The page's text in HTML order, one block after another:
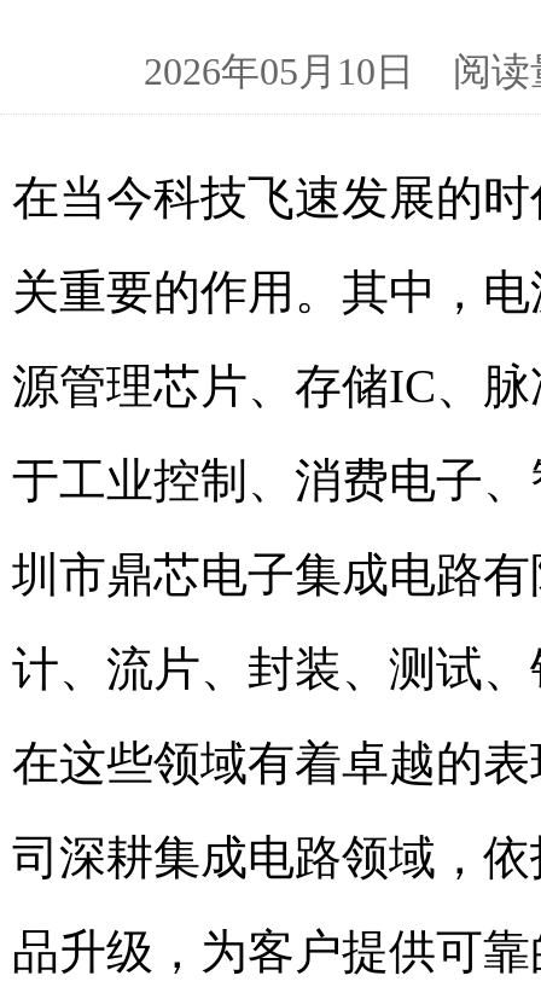
2026年05月10日 阅
在当今科技飞速发展的
关重要的作用。其中，
源管理芯片、存储IC、
于工业控制、消费电子
圳市鼎芯电子集成电路
计、流片、封装、测试
在这些领域有着卓越的
司深耕集成电路领域，
品升级，为客户提供可